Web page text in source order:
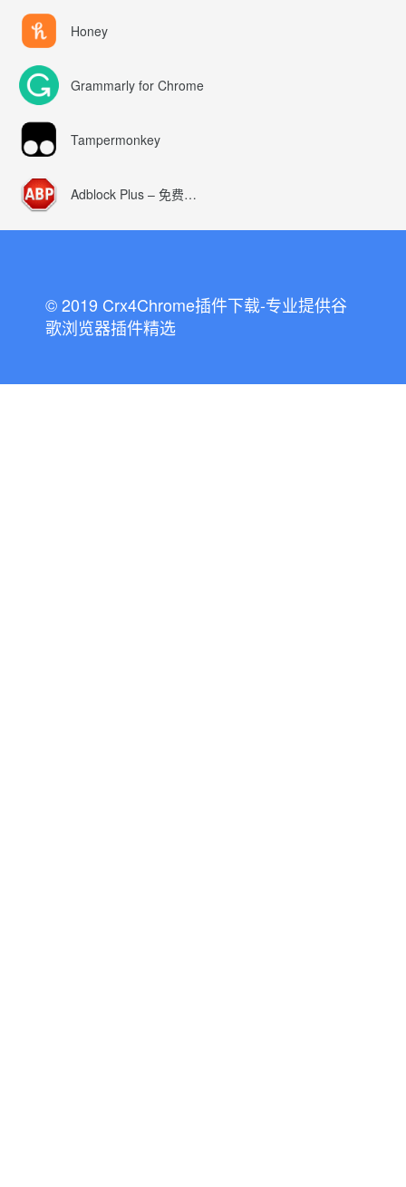
Honey
Grammarly for Chrome
Tampermonkey
Adblock Plus – 免费的广告拦截器
© 2019 Crx4Chrome插件下载-专业提供谷
歌浏览器插件精选